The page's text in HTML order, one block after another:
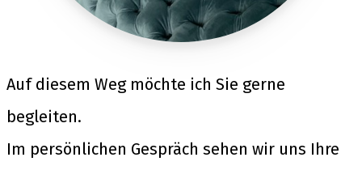
Auf diesem Weg möchte ich Sie gerne
begleiten.
Im persönlichen Gespräch sehen wir uns Ihre